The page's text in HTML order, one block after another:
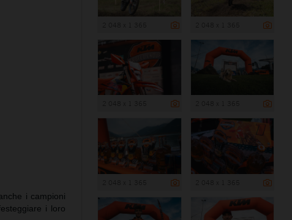
i campioni
i loro